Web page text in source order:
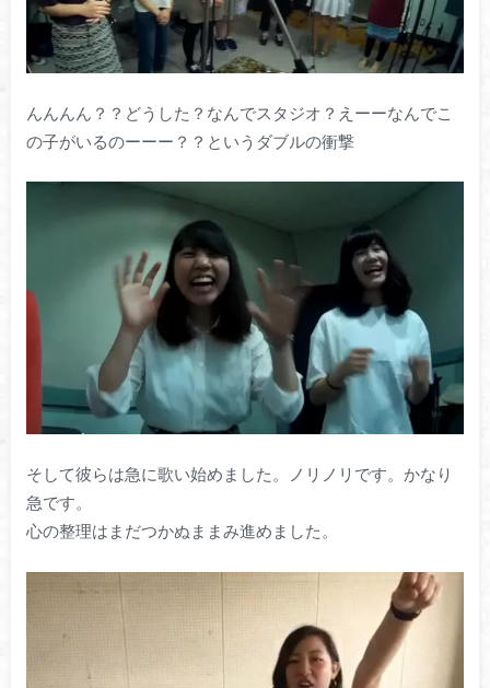
んんんん？？どうした？なんでスタジオ？えーーなんでこ
の子がいるのーーー？？というダブルの衝撃
そして彼らは急に歌い始めました。ノリノリです。かなり
急です。
心の整理はまだつかぬままみ進めました。